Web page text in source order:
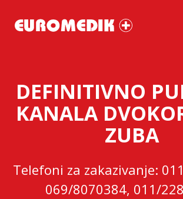
DEFINITIVNO
KANALA
ZUBA
Telefoni za zakazivanje:
069/8070384, 011/